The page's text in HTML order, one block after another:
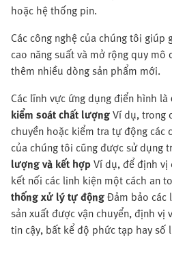
hoặc hệ thống pin.
Các công nghệ của chúng tôi giúp
cao năng suất và mở rộng quy mô
thêm nhiều dòng sản phẩm mới.
Các lĩnh vực ứng dụng điển hình là
kiểm soát chất lượngVí dụ, trong
chuyền hoặc kiểm tra tự động các
của chúng tôi cũng được sử dụng
lượng và kết hợpVí dụ, để định vị
kết nối các linh kiện một cách an
thống xử lý tự độngĐảm bảo các
sản xuất được vận chuyển, định vị
tin cậy, bất kể độ phức tạp hay số